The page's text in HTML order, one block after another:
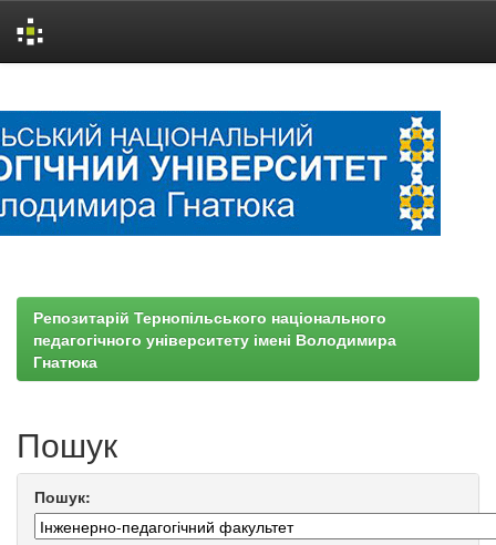
Репозитарій Тернопільського національного
педагогічного університету імені Володимира
Гнатюка
Пошук
Пошук: